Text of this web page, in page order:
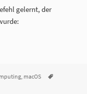
gelernt, der
, macOS